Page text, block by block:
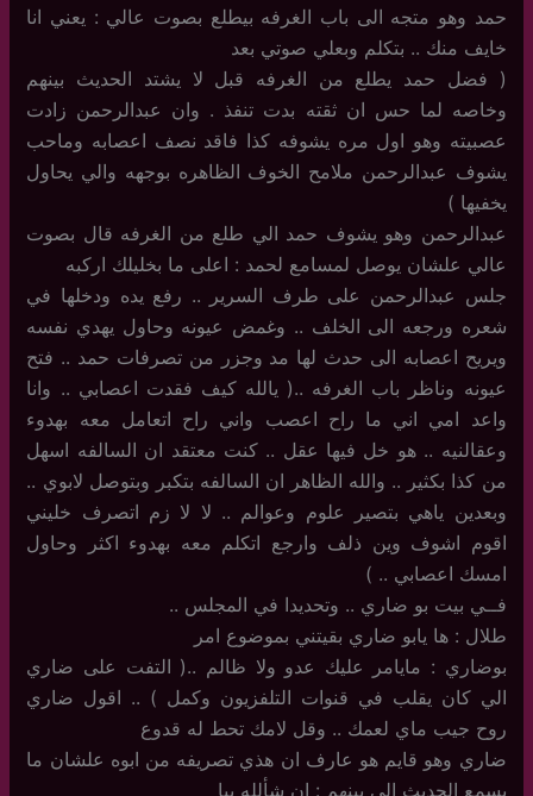
حمد وهو متجه الى باب الغرفه بيطلع بصوت عالي : يعني انا
خايف منك .. بتكلم وبعلي صوتي بعد
( فضل حمد يطلع من الغرفه قبل لا يشتد الحديث بينهم
وخاصه لما حس ان ثقته بدت تنفذ . وان عبدالرحمن زادت
عصبيته وهو اول مره يشوفه كذا فاقد نصف اعصابه وماحب
يشوف عبدالرحمن ملامح الخوف الظاهره بوجهه والي يحاول
يخفيها )
عبدالرحمن وهو يشوف حمد الي طلع من الغرفه قال بصوت
عالي علشان يوصل لمسامع لحمد : اعلى ما بخليلك اركبه
جلس عبدالرحمن على طرف السرير .. رفع يده ودخلها في
شعره ورجعه الى الخلف .. وغمض عيونه وحاول يهدي نفسه
ويريح اعصابه الى حدث لها مد وجزر من تصرفات حمد .. فتح
عيونه وناظر باب الغرفه ..( يالله كيف فقدت اعصابي .. وانا
واعد امي اني ما راح اعصب واني راح اتعامل معه بهدوء
وعقالنيه .. هو خل فيها عقل .. كنت معتقد ان السالفه اسهل
من كذا بكثير .. والله الظاهر ان السالفه بتكبر وبتوصل لابوي ..
وبعدين ياهي بتصير علوم وعوالم .. لا لا زم اتصرف خليني
اقوم اشوف وين ذلف وارجع اتكلم معه بهدوء اكثر وحاول
امسك اعصابي .. )
فــي بيت بو ضاري .. وتحديدا في المجلس ..
طلال : ها يابو ضاري بقيتني بموضوع امر
بوضاري : مايامر عليك عدو ولا ظالم ..( التفت على ضاري
الي كان يقلب في قنوات التلفزيون وكمل ) .. اقول ضاري
روح جيب ماي لعمك .. وقل لامك تحط له قدوع
ضاري وهو قايم هو عارف ان هذي تصريفه من ابوه علشان ما
يسمع الحديث الي بينهم : ان شألله يبا